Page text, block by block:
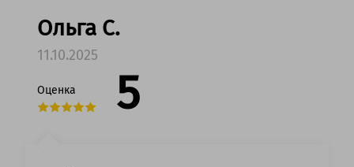
Ольга С.
11.10.2025
Оценка 5